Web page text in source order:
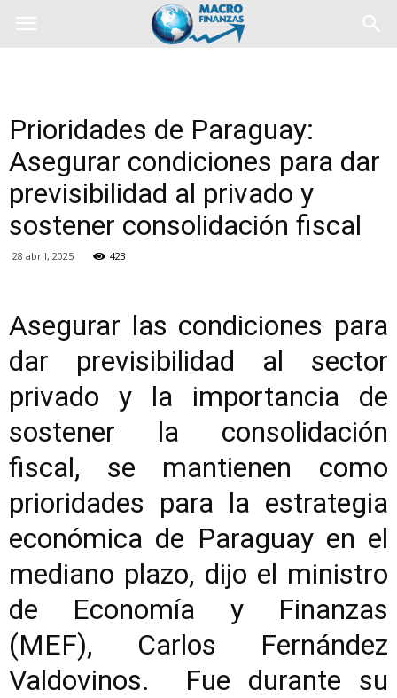
Prioridades de Paraguay:
Asegurar condiciones para dar
previsibilidad al privado y
sostener consolidación fiscal
28 abril, 2025 423
Asegurar las condiciones para
dar previsibilidad al sector
privado y la importancia de
sostener la consolidación
fiscal, se mantienen como
prioridades para la estrategia
económica de Paraguay en el
mediano plazo, dijo el ministro
de Economía y Finanzas
(MEF), Carlos Fernández
Valdovinos. Fue durante su